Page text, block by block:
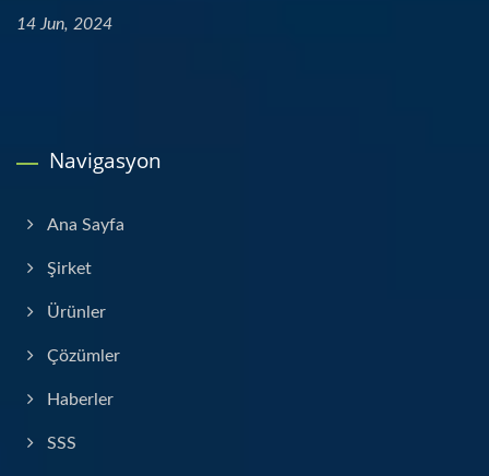
14 Jun, 2024
Navigasyon
Ana Sayfa
Şirket
Ürünler
Çözümler
Haberler
SSS